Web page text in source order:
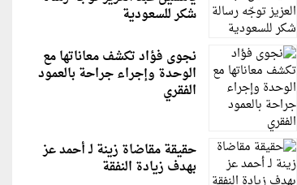
شكر للسعودية
نجوى فؤاد تكشف معاناتها مع
الوحدة وإجراء جراحة بالعمود
الفقري
حقيقة مقاضاة زينة لـ أحمد عز
بهدف زيادة النفقة